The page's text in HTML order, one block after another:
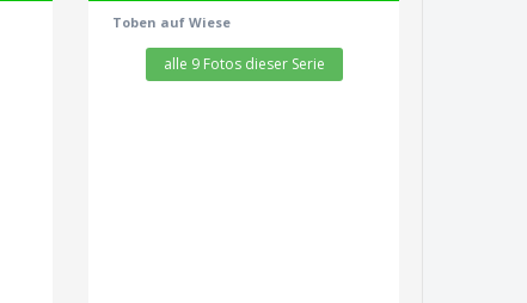
Toben auf Wiese
alle 9 Fotos dieser Serie